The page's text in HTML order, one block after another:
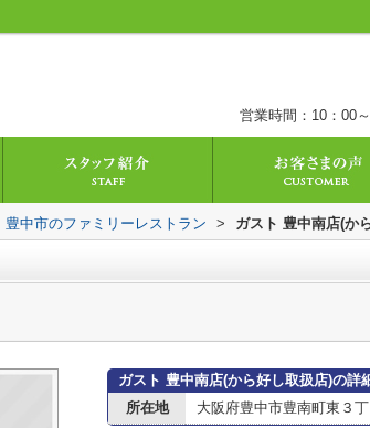
営業時間：10：00
豊中市のファミリーレストラン > ガスト 豊中南店(か
ガスト 豊中南店(から好し取扱店)の詳
所在地
大阪府豊中市豊南町東３